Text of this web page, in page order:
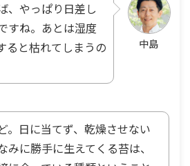
中島
、やっぱり日差し
すね。あとは湿度
ると枯れてしまうの
。日に当てず、乾燥させない
みに勝手に生えてくる苔は、